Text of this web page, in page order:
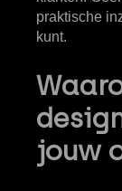
praktische
kunt.
jouw